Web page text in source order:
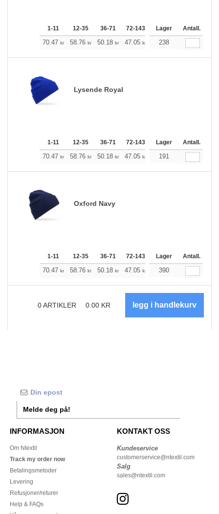
1-11 12-35 36-71 72-143 144-287 288 +
Lager Antall.
70.47 kr 58.76 kr 50.18 kr 47.05 kr 44.60
238
Lysende Royal
1-11 12-35 36-71 72-143 144-287 288 +
Lager Antall.
70.47 kr 58.76 kr 50.18 kr 47.05 kr 44.60
191
Oxford Navy
1-11 12-35 36-71 72-143 144-287 288 +
Lager Antall.
70.47 kr 58.76 kr 50.18 kr 47.05 kr 44.60
390
0ARTIKLER 0.00 KR
Melde deg på!
INFORMASJON
Om Ntextil
Track my order now
Betalingsmetoder
Levering
Refusjoner/returer
Help & FAQs
KONTAKT OSS
Kundeservice
customerservice@ntextil.com
Salg
sales@ntextil.com